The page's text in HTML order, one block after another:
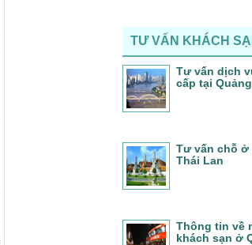
TƯ VẤN KHÁCH
Tư vấn dịch
cấp tại
Tư vấn chỗ ở
Thái Lan
Thông tin về
khách sạn ở